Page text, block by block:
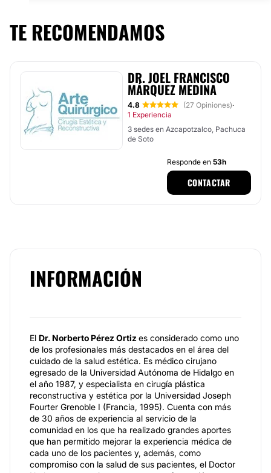
TE RECOMENDAMOS
DR. JOEL FRANCISCO
MÁRQUEZ MEDINA
4.8 (27 Opiniones)·
1 Experiencia
3 sedes en Azcapotzalco, Pachuca
de Soto
Responde en 53h
CONTACTAR
INFORMACIÓN
El Dr. Norberto Pérez Ortiz es considerado como uno
de los profesionales más destacados en el área del
cuidado de la salud estética. Es médico cirujano
egresado de la Universidad Autónoma de Hidalgo en
el año 1987, y especialista en cirugía plástica
reconstructiva y estética por la Universidad Joseph
Fourter Grenoble I (Francia, 1995). Cuenta con más
de 30 años de experiencia al servicio de la
comunidad en los que ha realizado grandes aportes
que han permitido mejorar la experiencia médica de
cada uno de los pacientes y, además, como
compromiso con la salud de sus pacientes, el Doctor